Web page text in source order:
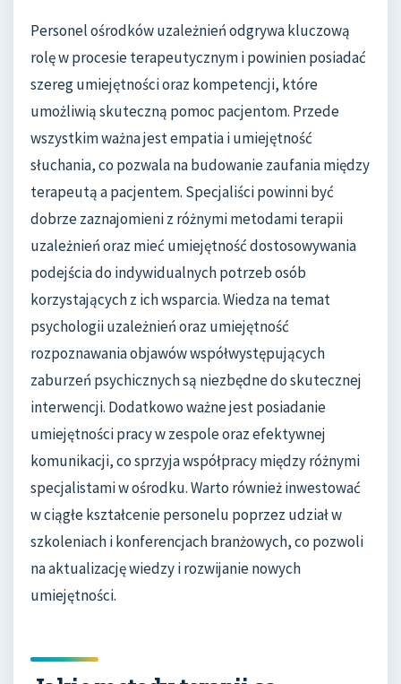
Personel ośrodków uzależnień odgrywa kluczową
rolę w procesie terapeutycznym i powinien posiadać
szereg umiejętności oraz kompetencji, które
umożliwią skuteczną pomoc pacjentom. Przede
wszystkim ważna jest empatia i umiejętność
słuchania, co pozwala na budowanie zaufania między
terapeutą a pacjentem. Specjaliści powinni być
dobrze zaznajomieni z różnymi metodami terapii
uzależnień oraz mieć umiejętność dostosowywania
podejścia do indywidualnych potrzeb osób
korzystających z ich wsparcia. Wiedza na temat
psychologii uzależnień oraz umiejętność
rozpoznawania objawów współwystępujących
zaburzeń psychicznych są niezbędne do skutecznej
interwencji. Dodatkowo ważne jest posiadanie
umiejętności pracy w zespole oraz efektywnej
komunikacji, co sprzyja współpracy między różnymi
specjalistami w ośrodku. Warto również inwestować
w ciągłe kształcenie personelu poprzez udział w
szkoleniach i konferencjach branżowych, co pozwoli
na aktualizację wiedzy i rozwijanie nowych
umiejętności.